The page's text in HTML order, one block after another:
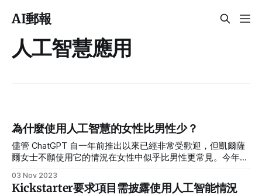
AI郵報
人工智慧應用
為什麼使用人工智慧的女性比男性少？
儘管 ChatGPT 自一年前推出以來已經非常受歡迎，但凱爾薩
爾女士不願使用它的情況在女性中似乎比男性更常見。今年稍
活中使用人工智慧，但女性的這一比例僅為 35%。
03 Nov 2023
Kickstarter要求項目需披露使用人工智能情況